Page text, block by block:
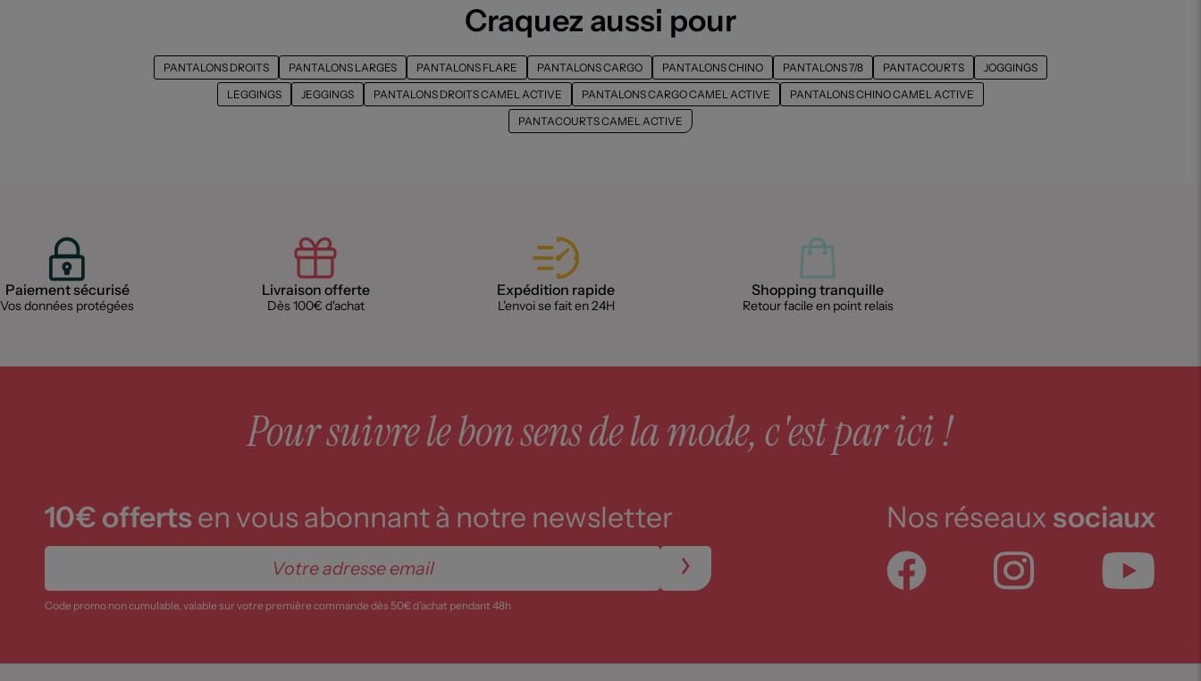
Craquez aussi pour
PANTALONS DROITS PANTALONS LARGES PANTALONS FLARE PANTALONS CARGO PANTALONS CHINO PANTALONS 7/8 PANTACOURTS
JOGGINGS
LEGGINGS
JEGGINGS PANTALONS DROITS CAMEL ACTIVE PANTALONS CARGO CAMEL ACTIVE
PANTALONS CHINO CAMEL ACTIVE
PANTACOURTS CAMEL ACTIVE
Paiement sécurisé
Vos données protégées
Livraison offerte
Dès 100€ d'achat
Expédition rapide
L'envoi se fait en 24H
Shopping tranquille
Retour facile en point relais
Pour suivre le bon sens de la mode, c'est par ici !
10€ offerts en vous abonnant à notre newsletter
Code promo non cumulable, valable sur votre première commande dès 50€ d’achat pendant 48h
Nos réseaux sociaux